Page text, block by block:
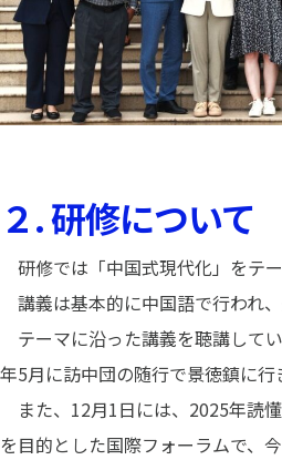
２. 研修について
研修では「中国式現代化」をテ
講義は基本的に中国語で行われ
テーマに沿った講義を聴講して
年5月に訪中団の随行で景徳鎮に
また、12月1日には、2025年読
を目的とした国際フォーラムで、